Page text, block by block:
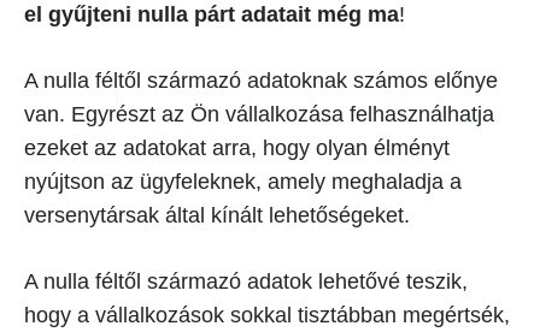
el gyűjteni nulla párt adatait még ma!
A nulla féltől származó adatoknak számos előnye
van. Egyrészt az Ön vállalkozása felhasználhatja
ezeket az adatokat arra, hogy olyan élményt
nyújtson az ügyfeleknek, amely meghaladja a
versenytársak által kínált lehetőségeket.
A nulla féltől származó adatok lehetővé teszik,
hogy a vállalkozások sokkal tisztábban megértsék,